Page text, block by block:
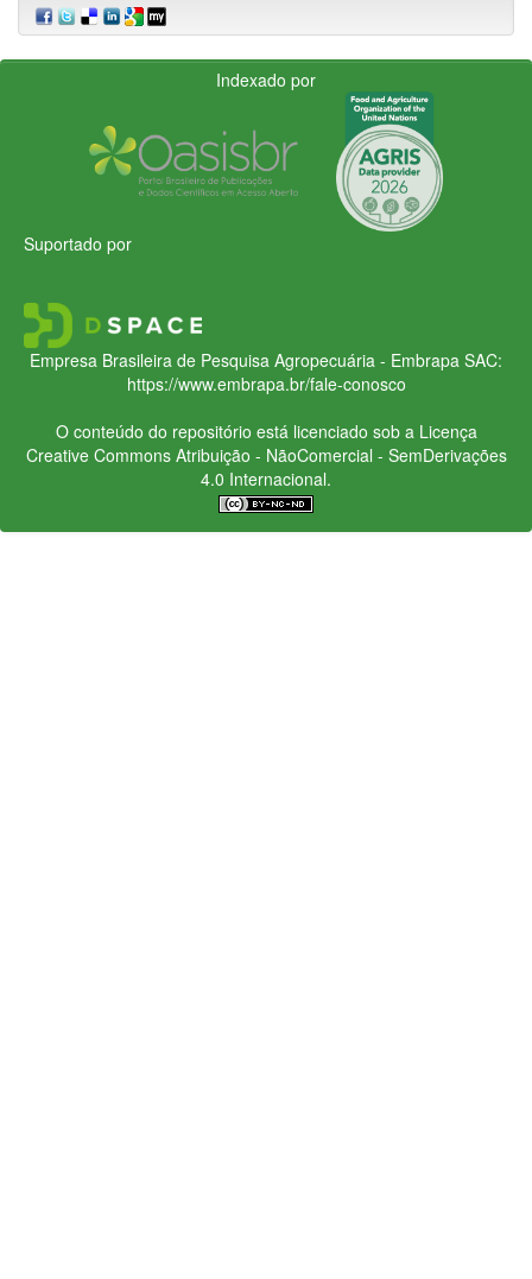
Indexado por
Suportado por
Empresa Brasileira de Pesquisa Agropecuária - Embrapa SAC:
https://www.embrapa.br/fale-conosco
O conteúdo do repositório está licenciado sob a Licença
Creative CommonsAtribuição - NãoComercial - SemDerivações
4.0 Internacional.